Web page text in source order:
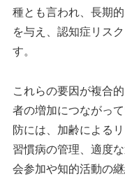
種とも言われ、長期
を与え、認知症リス
す。
これらの要因が複合
者の増加につながっ
防には、加齢による
習慣病の管理、適度
会参加や知的活動の